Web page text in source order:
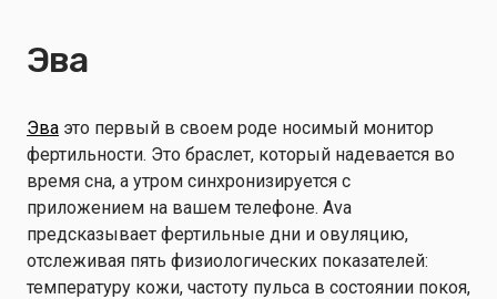
Эва
Эва это первый в своем роде носимый монитор
фертильности. Это браслет, который надевается во
время сна, а утром синхронизируется с
приложением на вашем телефоне. Ava
предсказывает фертильные дни и овуляцию,
отслеживая пять физиологических показателей:
температуру кожи, частоту пульса в состоянии покоя,